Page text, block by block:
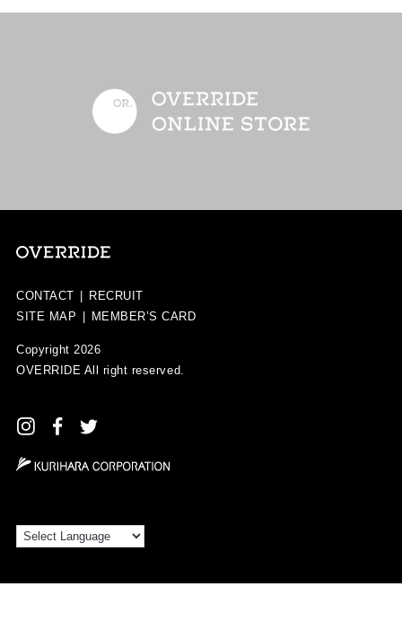
CONTACT
RECRUIT
SITE MAP
MEMBER’S CARD
Copyright 2026
OVERRIDE All right reserved.